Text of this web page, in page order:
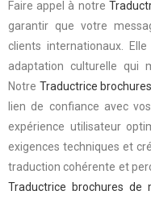
Faire appel à notre
garantir que votre
clients internationaux.
adaptation culturelle qui
Notre Traductrice
lien de confiance avec
expérience utilisateur
exigences techniques et
traduction cohérente et
Traductrice brochures de